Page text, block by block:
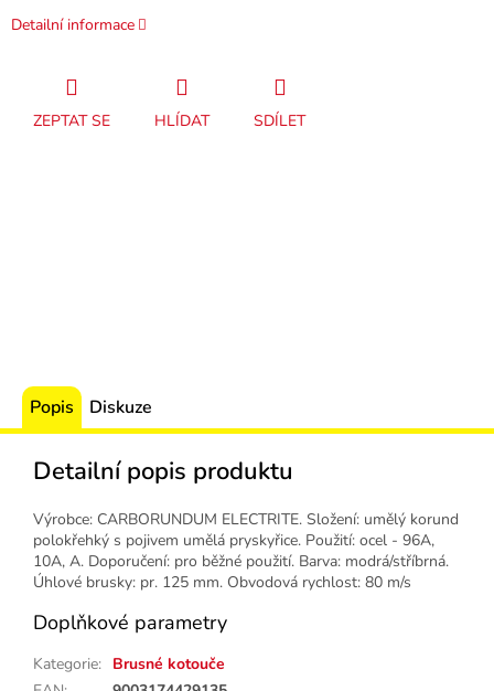
Detailní informace
ZEPTAT SE HLÍDAT SDÍLET
Popis Diskuze
Detailní popis produktu
Výrobce: CARBORUNDUM ELECTRITE. Složení: umělý korund
polokřehký s pojivem umělá pryskyřice. Použití: ocel - 96A,
10A, A. Doporučení: pro běžné použití. Barva: modrá/stříbrná.
Úhlové brusky: pr. 125 mm. Obvodová rychlost: 80 m/s
Doplňkové parametry
Kategorie: Brusné kotouče